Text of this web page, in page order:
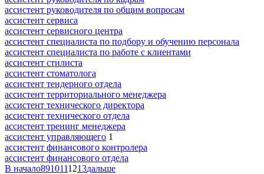
ассистент руководителя по общим вопросам
ассистент сервиса
ассистент сервисного центра
ассистент специалиста по подбору и обучению персонала
ассистент специалиста по работе с клиентами
ассистент стилиста
ассистент стоматолога
ассистент тендерного отдела
ассистент территориального менеджера
ассистент технического директора
ассистент технического отдела
ассистент тренинг менеджера
ассистент управляющего 1
ассистент финансового контролера
ассистент финансового отдела
В начало8910111213дальше